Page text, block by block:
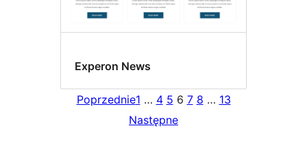
Experon News
Poprzednie1 … 4 5 6 7 8 … 13
Następne